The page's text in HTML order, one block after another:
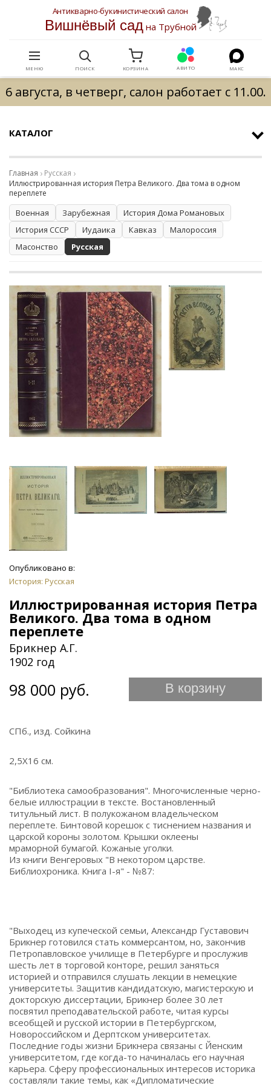
Антикварно-букинистический салон
Вишнёвый садна Трубной
МЕНЮ ПОИСК КОРЗИНА АВИТО МАКС
6 августа, в четверг, салон работает с 11.00.
КАТАЛОГ
Главная
Русская
Иллюстрированная история Петра Великого. Два тома в одном
переплете
Военная Зарубежная
История Дома Романовых
История СССР
Иудаика Кавказ
Малороссия
Масонство
Русская
Опубликовано в:
История: Русская
Иллюстрированная история Петра
Великого. Два тома в одном
переплете
Брикнер А.Г.
1902 год
98 000 руб. В корзину
СПб., изд. Сойкина
2,5Х16 см.
"Библиотека самообразования". Многочисленные черно-
белые иллюстрации в тексте. Востановленный
титульный лист. В полукожаном владельческом
переплете. Бинтовой корешок с тиснением названия и
царской короны золотом. Крышки оклеены
мраморной бумагой. Кожаные уголки.
Из книги Венгеровых "В некотором царстве.
Библиохроника. Книга I-я" - №87:
"Выходец из купеческой семьи, Александр Густавович
Брикнер готовился стать коммерсантом, но, закончив
Петропавловское училище в Петербурге и прослужив
шесть лет в торговой конторе, решил заняться
историей и отправился слушать лекции в немецкие
университеты. Защитив кандидатскую, магистерскую и
докторскую диссертации, Брикнер более 30 лет
посвятил преподавательской работе, читая курсы
всеобщей и русской истории в Петербургском,
Новороссийском и Дерптском университетах.
Последние годы жизни Брикнера связаны с Йенским
университетом, где когда-то начиналась его научная
карьера. Сферу профессиональных интересов историка
составляли такие темы, как «Дипломатические